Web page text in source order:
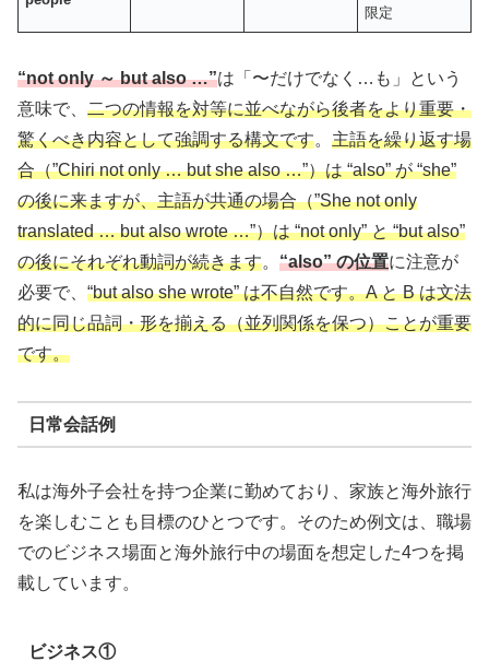
限定
“not only ～ but also …”は「〜だけでなく…も」という
意味で、 二つの情報を対等に並べながら後者をより重要・
驚くべき内容として強調する構文です。 主語を繰り返す場
合（”Chiri not only … but she also …”）は “also” が “she”
の後に来ますが、主語が共通の場合（”She not only
translated … but also wrote …”）は “not only” と “but also”
の後にそれぞれ動詞が続きます。 “also” の位置に注意が
必要で、 “but also she wrote” は不自然です。A と B は文法
的に同じ品詞・形を揃える（並列関係を保つ）ことが重要
です。
日常会話例
私は海外子会社を持つ企業に勤めており、家族と海外旅行
を楽しむことも目標のひとつです。そのため例文は、職場
でのビジネス場面と海外旅行中の場面を想定した4つを掲
載しています。
ビジネス①